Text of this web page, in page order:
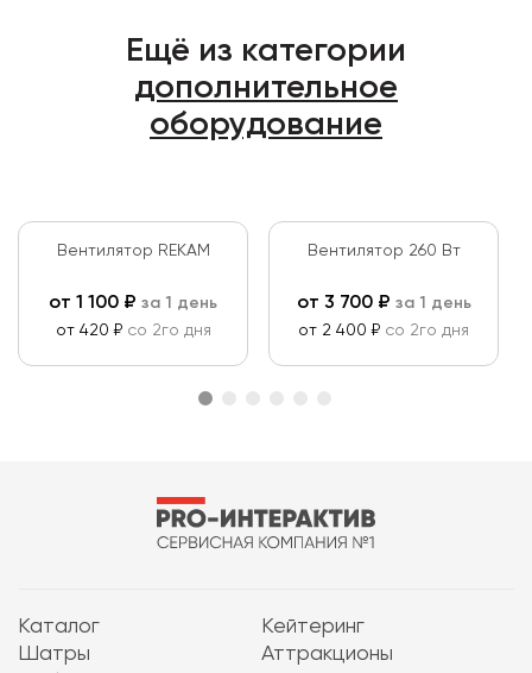
Ещё из категории
дополнительное
оборудование
Вентилятор REKAM
от 1 100 ₽ за 1 день
от 420 ₽ со 2го дня
Вентилятор 260 Вт
от 3 700₽ за 1 день
от 2 400 ₽ со 2го дня
Каталог
Кейтеринг
Шатры
Аттракционы